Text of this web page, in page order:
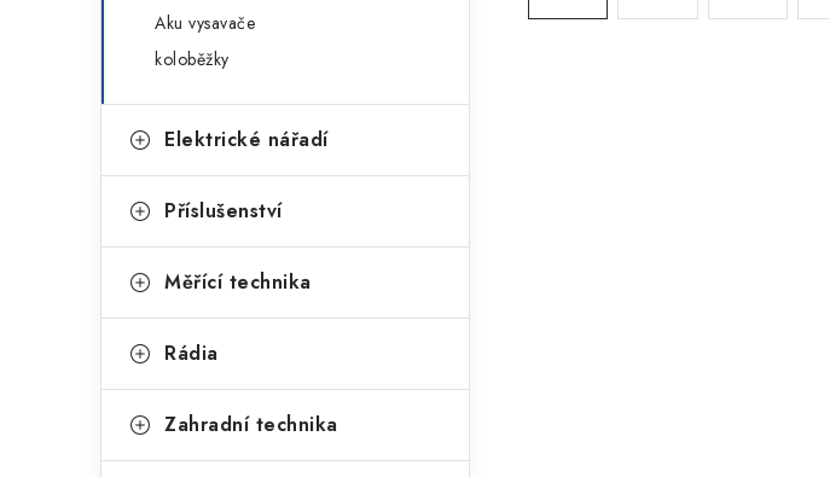
n
l
Aku vysavače
koloběžky
Elektrické nářadí
Příslušenství
Měřící technika
Rádia
Zahradní technika